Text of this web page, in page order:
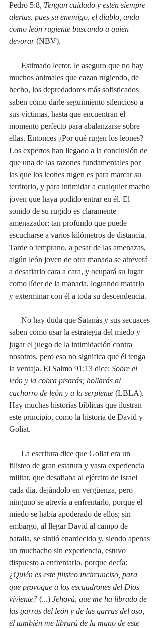
Pedro 5:8, Tengan cuidado y estén siempre
alertas, pues su enemigo, el diablo, anda
como león rugiente buscando a quién
devorar (NBV).
muchos animales que cazan rugiendo, de
hecho, los depredadores más sofisticados
saben cómo darle seguimiento silencioso a
sus víctimas, hasta que encuentran el
momento perfecto para abalanzarse sobre
ellas. Entonces ¿Por qué rugen los leones?
Los expertos han llegado a la conclusión de
que una de las razones fundamentales por
las que los leones rugen es para marcar su
territorio, y para intimidar a cualquier macho
joven que haya podido entrar en él. El
sonido de su rugido es claramente
amenazador; tan profundo que puede
escucharse a varios kilómetros de distancia.
Tarde o temprano, a pesar de las amenazas,
algún león joven de otra manada se atreverá
a desafiarlo cara a cara, y ocupará su lugar
como líder de la manada, logrando matarlo
y exterminar con él a toda su descendencia.
saben como usar la estrategia del miedo y
jugar el juego de la intimidación contra
nosotros, pero eso no significa que él tenga
la ventaja. El Salmo 91:13 dice: Sobre el
león y la cobra pisarás; hollarás al
cachorro de león y a la serpiente (LBLA).
Hay muchas historias bíblicas que ilustran
este principio, como la historia de David y
Goliat.
filisteo de gran estatura y vasta experiencia
militar, que desafiaba al ejército de Israel
cada día, dejándolo en vergüenza, pero
ninguno se atrevía a enfrentarlo, porque el
miedo se había apoderado de ellos; sin
embargo, al llegar David al campo de
batalla, se sintió enardecido y, siendo apenas
un muchacho sin experiencia, estuvo
dispuesto a enfrentarlo, porque decía:
¿Quién es este filisteo incircunciso, para
que provoque a los escuadrones del Dios
viviente? (...) Jehová, que me ha librado de
las garras del león y de las garras del oso,
él también me librará de la mano de este